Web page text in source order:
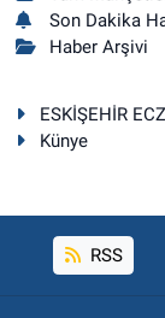
Son Dakika
Haber Arşivi
ESKİŞEHİR
Künye
RSS